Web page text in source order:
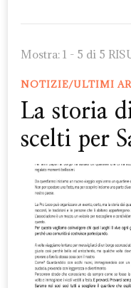
Mostra: 1 - 5 di 5
NOTIZIE/ULTIMI
La storia
scelti per